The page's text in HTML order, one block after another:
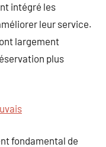
intégré les
leur service.
largement
plus
fondamental de